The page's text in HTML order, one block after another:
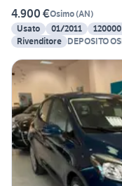
4.900 €Osimo(AN)
Usato
01/2011
Rivenditore DEPOSITO